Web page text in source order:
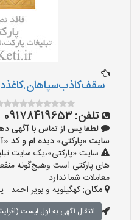
تلفن:09178419653
لطفا پس از تماس با آگهی
سایت «پارکتی» دیده ام و کد «آگهی-47» را
سایت «پارکتی»،یک سایت
های پارکتی است وهیچ‌گونه
معاملات شما ندارد.
مکان:کهگیلویه و بویر احمد -
انتقال آگهی به اول لیست